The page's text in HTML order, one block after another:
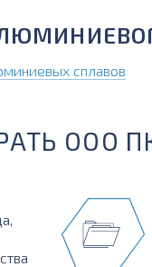
сплавов
ООО